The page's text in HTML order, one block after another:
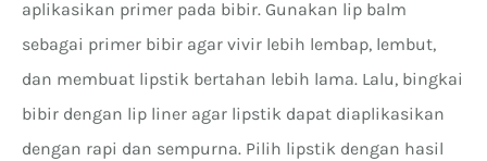
aplikasikan primer pada bibir. Gunakan lip balm
sebagai primer bibir agar vivir lebih lembap, lembut,
dan membuat lipstik bertahan lebih lama. Lalu, bingkai
bibir dengan lip liner agar lipstik dapat diaplikasikan
dengan rapi dan sempurna. Pilih lipstik dengan hasil